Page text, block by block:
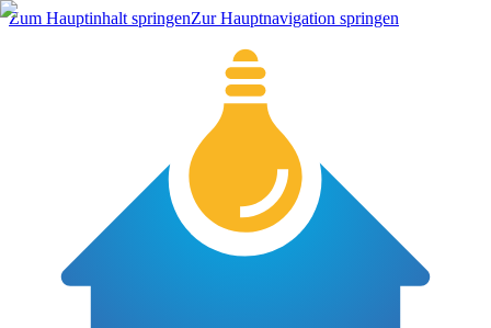
Zum Hauptinhalt springenZur Hauptnavigation springen